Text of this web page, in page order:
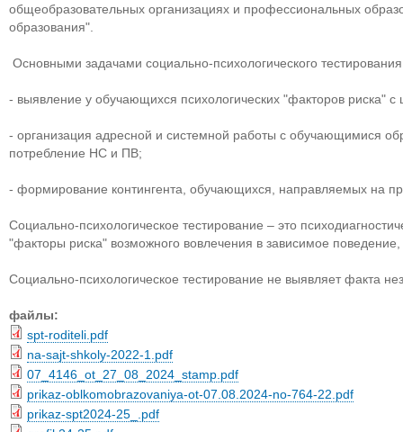
общеобразовательных организациях и профессиональных
образования".
Основными задачами социально-психологического
- выявление у обучающихся психологических "факторов риска"
- организация адресной и системной работы с обучающимися
потребление НС и ПВ;
- формирование контингента, обучающихся, направляемых на
Социально-психологическое тестирование – это
"факторы риска" возможного вовлечения в зависимое
Социально-психологическое тестирование не выявляет факта
файлы:
spt-roditeli.pdf
na-sajt-shkoly-2022-1.pdf
07_4146_ot_27_08_2024_stamp.pdf
prikaz-oblkomobrazovaniya-ot-07.08.2024-no-764-22.pdf
prikaz-spt2024-25_.pdf